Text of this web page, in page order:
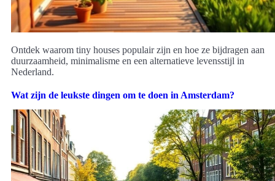
Ontdek waarom tiny houses populair zijn en hoe ze bijdragen aan
duurzaamheid, minimalisme en een alternatieve levensstijl in
Nederland.
Wat zijn de leukste dingen om te doen in Amsterdam?